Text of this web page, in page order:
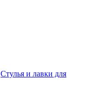
Стулья и лавки для